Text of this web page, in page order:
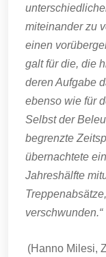
miteinander zu
einen
galt für die, die
deren Aufgabe
ebenso wie für
Selbst der
begrenzte
übernachtete
Jahreshälfte
verschwunden.“
(Hanno Milesi,